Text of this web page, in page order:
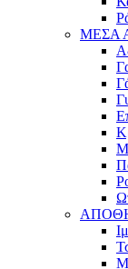
ΜΕΣΑ